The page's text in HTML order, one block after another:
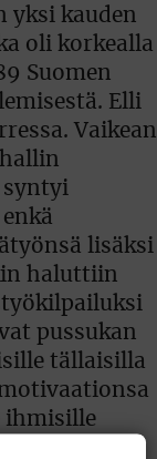
yksi kauden
oli korkealla
Suomen
Elli
Vaikean
syntyi
lisäksi
haluttiin
pussukan
tällaisilla
ihmisille
on perinne